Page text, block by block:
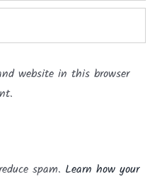
website in this browser
spam. Learn how your